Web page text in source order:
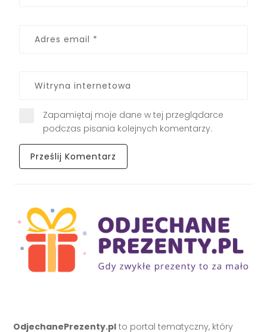
Zapamiętaj moje dane w tej przeglądarce
podczas pisania kolejnych komentarzy.
OdjechanePrezenty.pl to portal tematyczny, który